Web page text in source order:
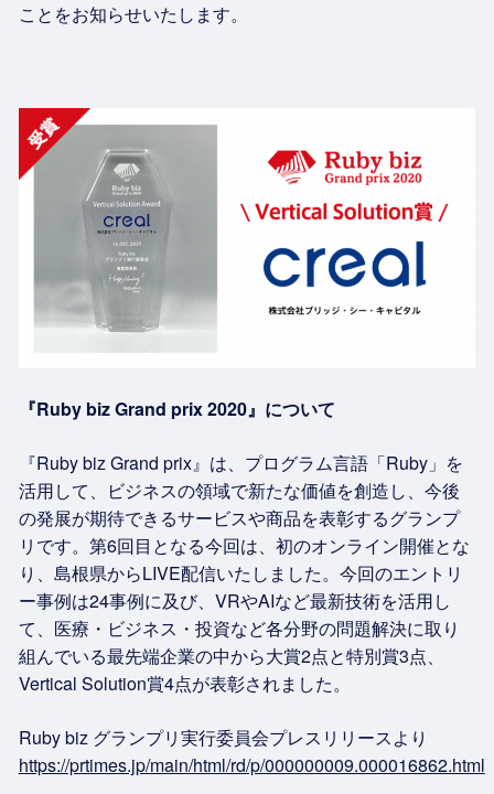
ことをお知らせいたします。
『Ruby biz Grand prix 2020』について
『Ruby biz Grand prix』は、プログラム言語「Ruby」を
活用して、ビジネスの領域で新たな価値を創造し、今後
の発展が期待できるサービスや商品を表彰するグランプ
リです。第6回目となる今回は、初のオンライン開催とな
り、島根県からLIVE配信いたしました。今回のエントリ
ー事例は24事例に及び、VRやAIなど最新技術を活用し
て、医療・ビジネス・投資など各分野の問題解決に取り
組んでいる最先端企業の中から大賞2点と特別賞3点、
Vertical Solution賞4点が表彰されました。
Ruby biz グランプリ実行委員会プレスリリースより
https://prtimes.jp/main/html/rd/p/000000009.000016862.html